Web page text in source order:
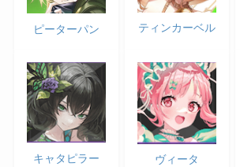
ピーターパン ティンカーベル
キャタピラー ヴィータ